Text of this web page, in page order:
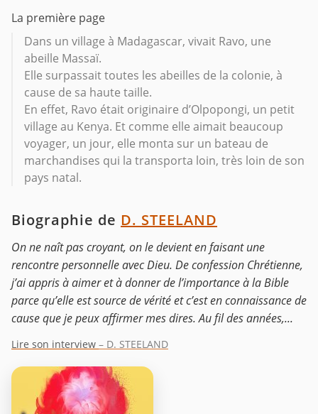
La première page
Dans un village à Madagascar, vivait Ravo, une
abeille Massaï.
Elle surpassait toutes les abeilles de la colonie, à
cause de sa haute taille.
En effet, Ravo était originaire d’Olpopongi, un petit
village au Kenya. Et comme elle aimait beaucoup
voyager, un jour, elle monta sur un bateau de
marchandises qui la transporta loin, très loin de son
pays natal.
Biographie de D. STEELAND
On ne naît pas croyant, on le devient en faisant une
rencontre personnelle avec Dieu. De confession Chrétienne,
j’ai appris à aimer et à donner de l’importance à la Bible
parce qu’elle est source de vérité et c’est en connaissance de
cause que je peux affirmer mes dires. Au fil des années,...
Lire son interview – D. STEELAND